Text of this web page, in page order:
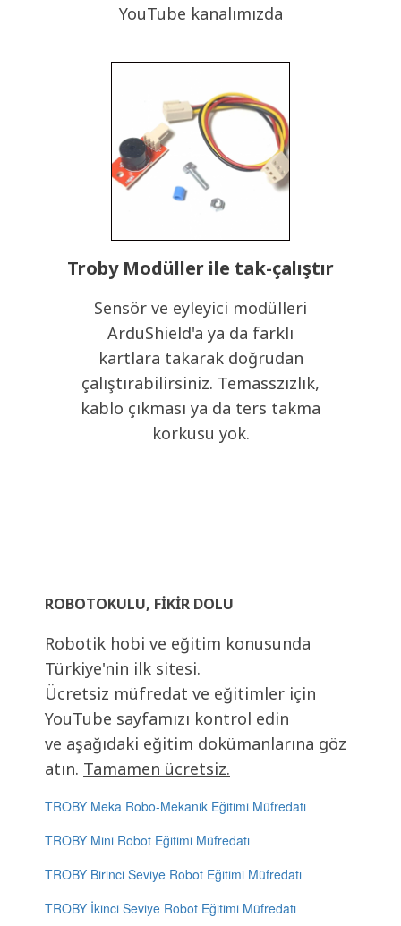
YouTube kanalımızda
Troby Modüller ile tak-çalıştır
Sensör ve eyleyici modülleri
ArduShield'a ya da farklı
kartlara takarak doğrudan
çalıştırabilirsiniz. Temasszızlık,
kablo çıkması ya da ters takma
korkusu yok.
ROBOTOKULU, FIKIR DOLU
Robotik hobi ve eğitim konusunda
Türkiye'nin ilk sitesi.
Ücretsiz müfredat ve eğitimler için
YouTube sayfamızı kontrol edin
ve aşağıdaki eğitim dokümanlarına göz
atın. Tamamen ücretsiz.
TROBY Meka Robo-Mekanik Eğitimi Müfredatı
TROBY Mini Robot Eğitimi Müfredatı
TROBY Birinci Seviye Robot Eğitimi Müfredatı
TROBY İkinci Seviye Robot Eğitimi Müfredatı